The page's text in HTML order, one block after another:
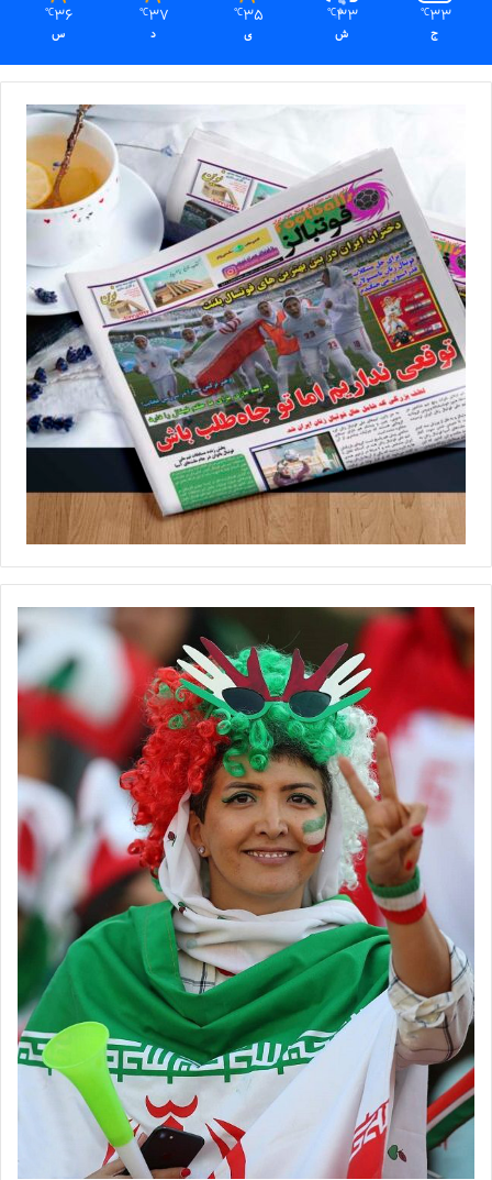
33
℃
ج
33
℃
ش
35
℃
ی
37
℃
د
36
℃
س